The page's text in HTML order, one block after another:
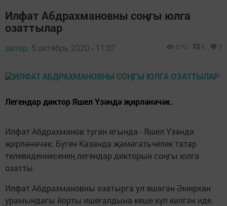
Илфат Абдрахмановны соңгы юлга
озаттылар
автор, 5 октябрь 2020 - 11:07 2172 0 0
Легендар диктор Яшел Үзәндә җирләнәчәк.
Илфат Абдрахманов туган ягында - Яшел Үзәндә
җирләнәчәк. Бүген Казанда җәмәгатьчелек татар
телевидениесенең легендар дикторын соңгы юлга
озатты.
Илфат Абдрахмановны озатырга ул яшәгән Әмирхан
урамындагы йорты ишегалдына кеше күп килгән иде.